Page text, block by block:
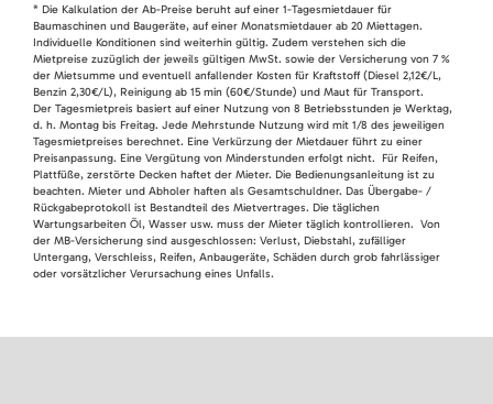
* Die Kalkulation der Ab-Preise beruht auf einer 1-Tagesmietdauer für
Baumaschinen und Baugeräte, auf einer Monatsmietdauer ab 20 Miettagen.
Individuelle Konditionen sind weiterhin gültig. Zudem verstehen sich die
Mietpreise zuzüglich der jeweils gültigen MwSt. sowie der Versicherung von 7 %
der Mietsumme und eventuell anfallender Kosten für Kraftstoff (Diesel 2,12€/L,
Benzin 2,30€/L), Reinigung ab 15 min (60€/Stunde) und Maut für Transport.
Der Tagesmietpreis basiert auf einer Nutzung von 8 Betriebsstunden je Werktag,
d. h. Montag bis Freitag. Jede Mehrstunde Nutzung wird mit 1/8 des jeweiligen
Tagesmietpreises berechnet. Eine Verkürzung der Mietdauer führt zu einer
Preisanpassung. Eine Vergütung von Minderstunden erfolgt nicht. Für Reifen,
Plattfüße, zerstörte Decken haftet der Mieter. Die Bedienungsanleitung ist zu
beachten. Mieter und Abholer haften als Gesamtschuldner. Das Übergabe- /
Rückgabeprotokoll ist Bestandteil des Mietvertrages. Die täglichen
Wartungsarbeiten Öl, Wasser usw. muss der Mieter täglich kontrollieren. Von
der MB-Versicherung sind ausgeschlossen: Verlust, Diebstahl, zufälliger
Untergang, Verschleiss, Reifen, Anbaugeräte, Schäden durch grob fahrlässiger
oder vorsätzlicher Verursachung eines Unfalls.